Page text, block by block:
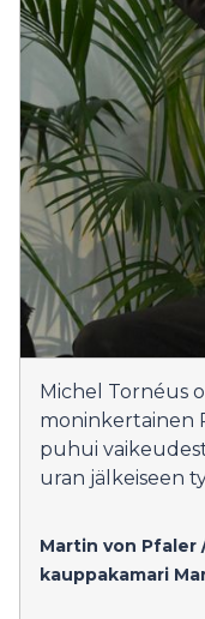
Michel Tornéus
moninkertainen
puhui
uran jälkeiseen
Martin von Pfaler
kauppakamari